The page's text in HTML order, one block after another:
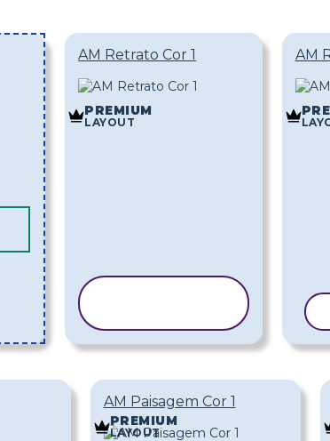
AM Retrato Cor 1
PREMIUM
LAYOUT
AM
AM Paisagem Cor 1
PREMIUM
LAYOUT